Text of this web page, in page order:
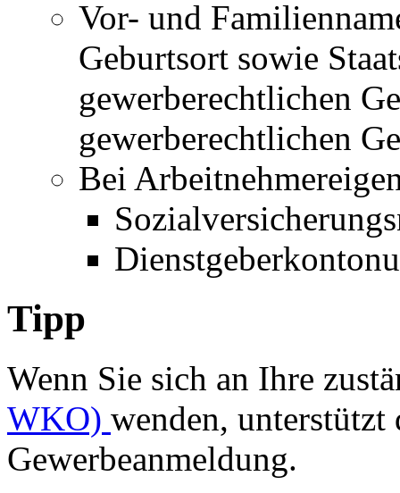
Vor- und
Geburtsort sowie
gewerberechtlichen
gewerberechtlichen
Bei
Tipp
Wenn Sie sich an Ihre
WKO) wenden, unterstützt
Gewerbeanmeldung.